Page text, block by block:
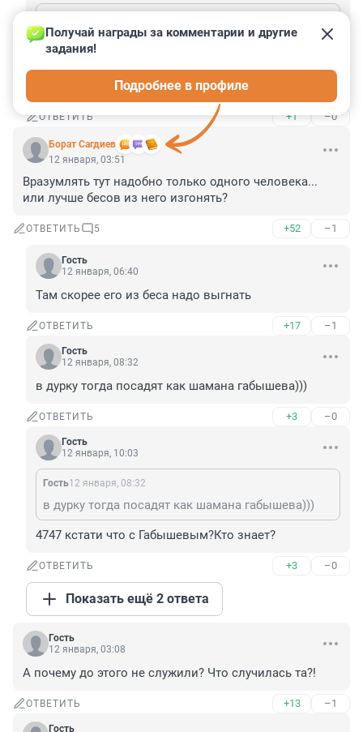
А, почему Вы решили, что роддомов не хватает. Не скажу за регионы, но в Петербурге с этим очень нормально.
Да? Почему в Приморском районе, где проживает 1
млн, роддома нет?
ОТВЕТИТЬ +1 –0
Борат Сaгдиев
Получай награды за комментарии и другие
задания!
Подробнее в профиле
12 января, 03:51
Вразумлять тут надобно только одного человека...
или лучше бесов из него изгонять?
ОТВЕТИТЬ 5 +52 –1
Гость
12 января, 06:40
Там скорее его из беса надо выгнать
ОТВЕТИТЬ +17 –1
Гость
12 января, 08:32
в дурку тогда посадят как шамана габышева)))
ОТВЕТИТЬ +3 –0
Гость
12 января, 10:03
Гость12 января, 08:32
в дурку тогда посадят как шамана габышева)))
4747 кстати что с Габышевым?Кто знает?
ОТВЕТИТЬ +3 –0
Показать ещё 2 ответа
Гость
12 января, 03:08
А почему до этого не служили? Что случилась та?!
ОТВЕТИТЬ +13 –1
Гость